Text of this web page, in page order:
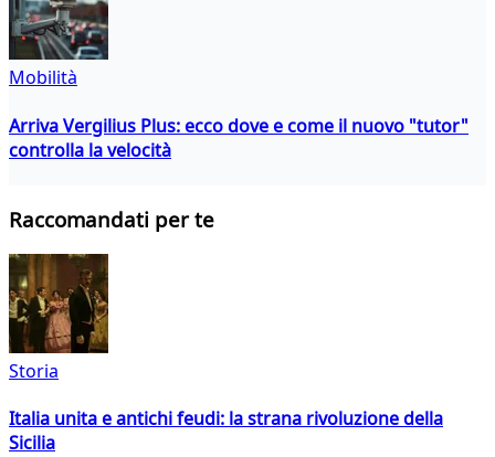
Mobilità
Arriva Vergilius Plus: ecco dove e come il nuovo "tutor"
controlla la velocità
Raccomandati per te
Storia
Italia unita e antichi feudi: la strana rivoluzione della
Sicilia